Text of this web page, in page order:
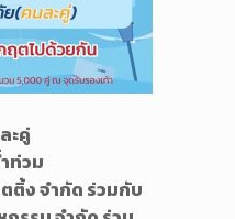
ะคู่
ท่วม
ติ้ง จำกัด ร่วมกับ